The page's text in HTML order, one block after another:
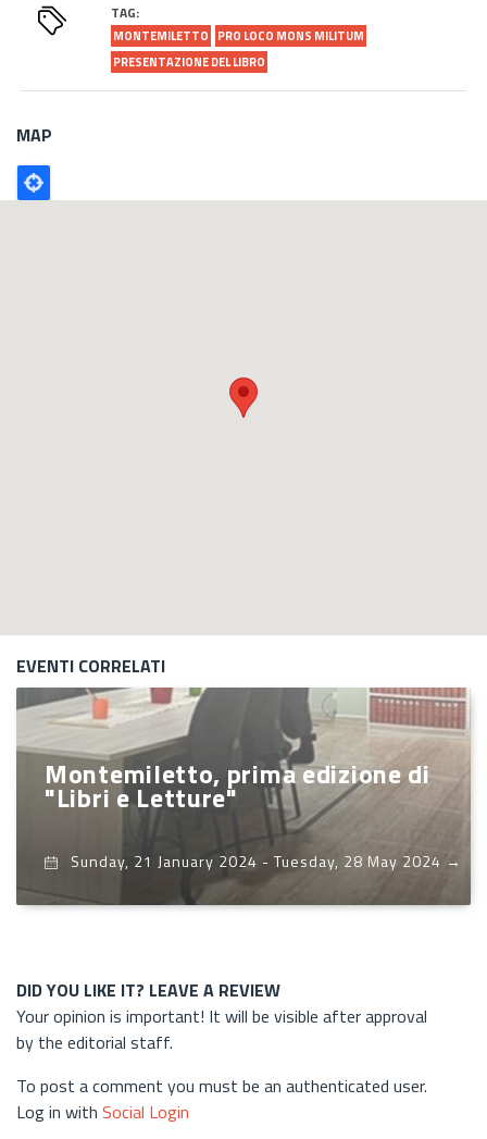
TAG:
MONTEMILETTO
PRO LOCO MONS MILITUM
PRESENTAZIONE DEL LIBRO
MAP
Poligono
GEO
EVENTI CORRELATI
Montemiletto, prima edizione di
"Libri e Letture"
Sunday, 21 January 2024 - Tuesday, 28 May 2024 →
DID YOU LIKE IT? LEAVE A REVIEW
Your opinion is important! It will be visible after approval
by the editorial staff.
To post a comment you must be an authenticated user.
Log in with Social Login